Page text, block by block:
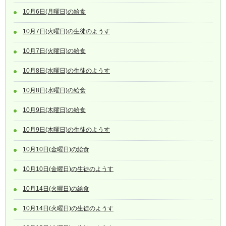
10月6日(月曜日)の給食
10月7日(火曜日)の生徒のようす
10月7日(火曜日)の給食
10月8日(水曜日)の生徒のようす
10月8日(水曜日)の給食
10月9日(木曜日)の給食
10月9日(木曜日)の生徒のようす
10月10日(金曜日)の給食
10月10日(金曜日)の生徒のようす
10月14日(火曜日)の給食
10月14日(火曜日)の生徒のようす